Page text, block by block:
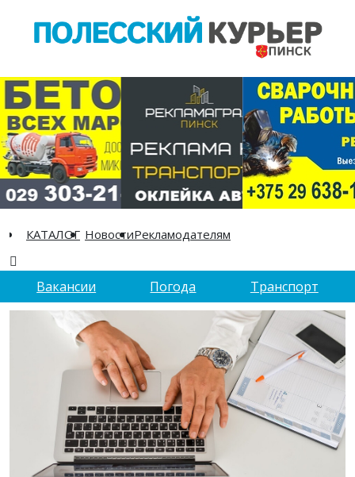
КАТАЛОГ НовостиРекламодателям
Вакансии Погода Транспорт